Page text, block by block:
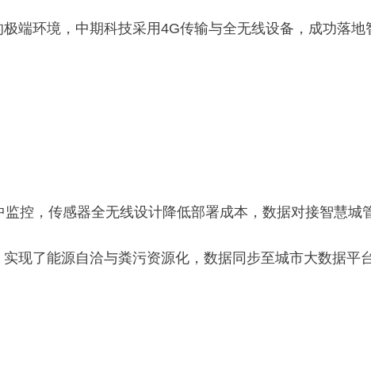
端环境，中期科技采用4G传输与全无线设备，成功落地
控，传感器全无线设计降低部署成本，数据对接智慧城
现了能源自洽与粪污资源化，数据同步至城市大数据平